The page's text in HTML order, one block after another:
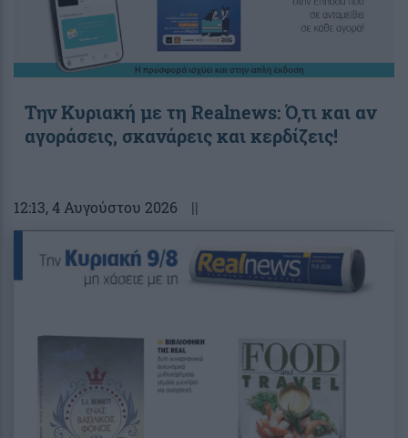
Την Κυριακή με τη Realnews: Ό,τι και αν
αγοράσεις, σκανάρεις και κερδίζεις!
12:13, 4 Αυγούστου 2026 ||